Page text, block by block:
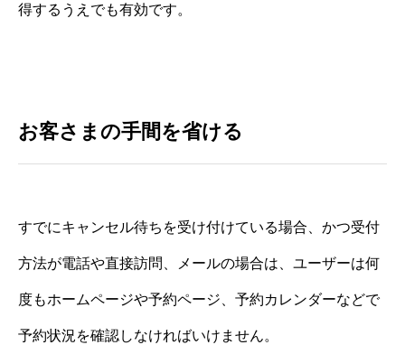
得するうえでも有効です。
お客さまの手間を省ける
すでにキャンセル待ちを受け付けている場合、かつ受付
方法が電話や直接訪問、メールの場合は、ユーザーは何
度もホームページや予約ページ、予約カレンダーなどで
予約状況を確認しなければいけません。